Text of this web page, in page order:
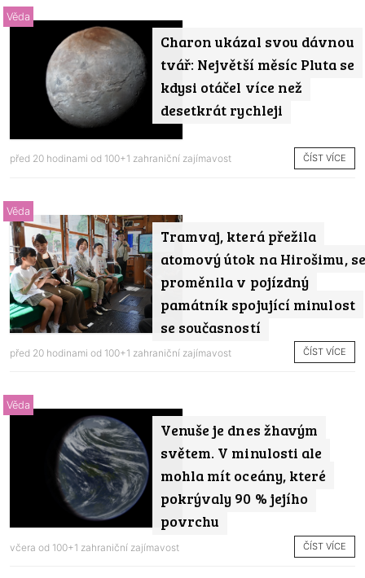
Charon ukázal svou dávnou
tvář: Největší měsíc Pluta se
kdysi otáčel více než
desetkrát rychleji
Věda
před 20 hodinami od 100+1 zahraniční zajímavost ČÍST VÍCE
Tramvaj, která přežila
atomový útok na Hirošimu, se
proměnila v pojízdný
památník spojující minulost
se současností
Věda
před 20 hodinami od 100+1 zahraniční zajímavost ČÍST VÍCE
Venuše je dnes žhavým
světem. V minulosti ale
mohla mít oceány, které
pokrývaly 90 % jejího
povrchu
Věda
včera od 100+1 zahraniční zajímavost ČÍST VÍCE